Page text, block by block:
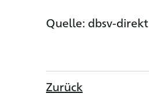
Quelle: dbsv-direkt
Zurück